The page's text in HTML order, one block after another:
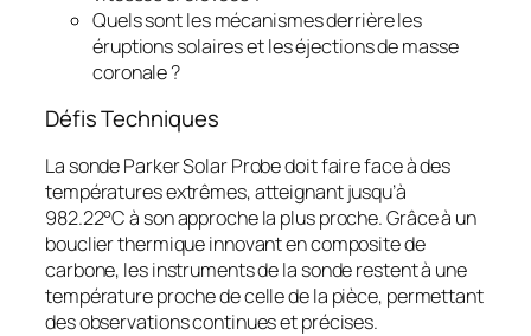
Quels sont les mécanismes derrière les
éruptions solaires et les éjections de masse
coronale ?
Défis Techniques
La sonde Parker Solar Probe doit faire face à des
températures extrêmes, atteignant jusqu’à
982.22°C à son approche la plus proche. Grâce à un
bouclier thermique innovant en composite de
carbone, les instruments de la sonde restent à une
température proche de celle de la pièce, permettant
des observations continues et précises.